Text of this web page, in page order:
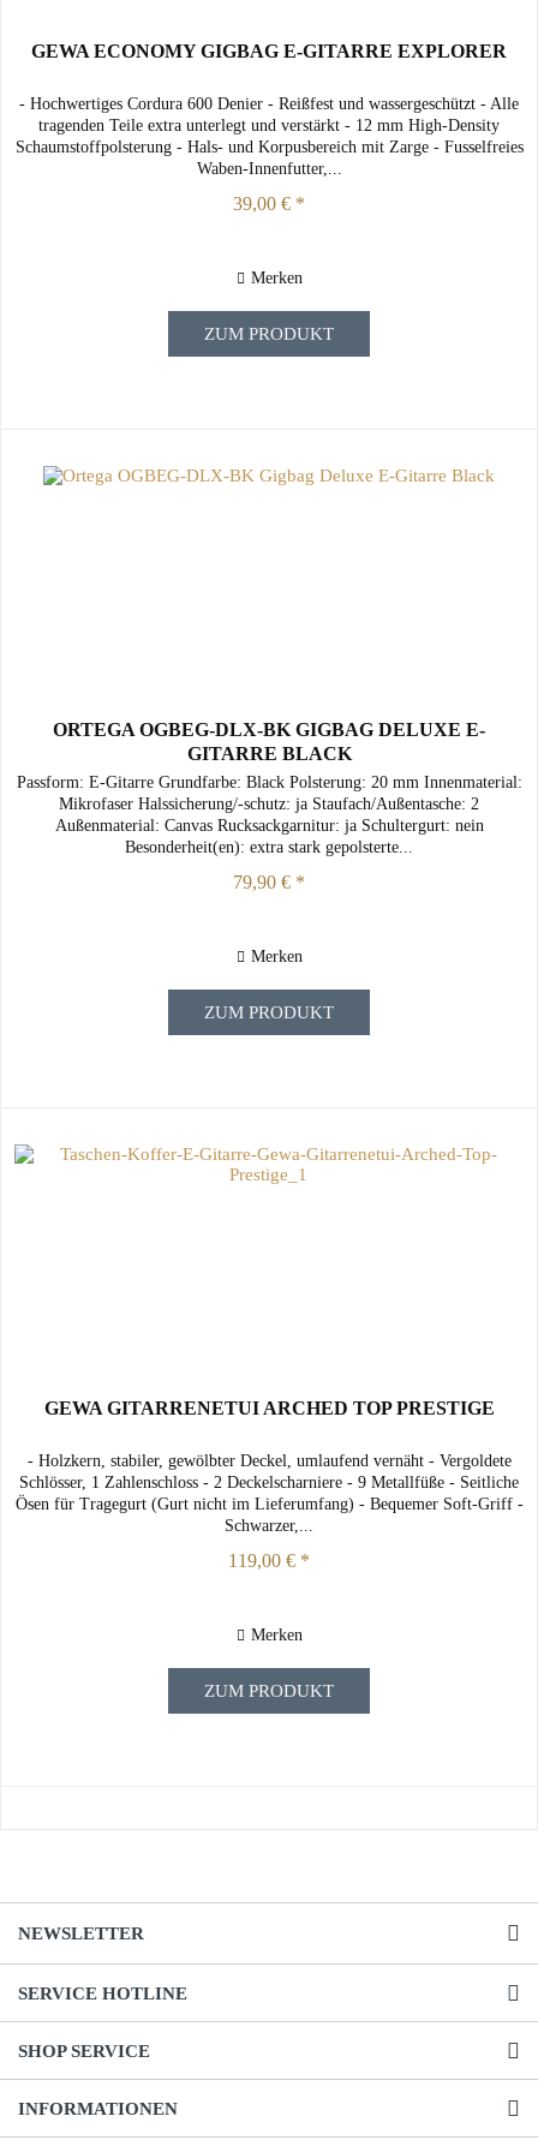
GEWA ECONOMY GIGBAG E-GITARRE EXPLORER
- Hochwertiges Cordura 600 Denier - Reißfest und wassergeschützt - Alle
tragenden Teile extra unterlegt und verstärkt - 12 mm High-Density
Schaumstoffpolsterung - Hals- und Korpusbereich mit Zarge - Fusselfreies
Waben-Innenfutter,...
39,00 € *
Merken
ZUM PRODUKT
ORTEGA OGBEG-DLX-BK GIGBAG DELUXE E-
GITARRE BLACK
Passform: E-Gitarre Grundfarbe: Black Polsterung: 20 mm Innenmaterial:
Mikrofaser Halssicherung/-schutz: ja Staufach/Außentasche: 2
Außenmaterial: Canvas Rucksackgarnitur: ja Schultergurt: nein
Besonderheit(en): extra stark gepolsterte...
79,90 € *
Merken
ZUM PRODUKT
GEWA GITARRENETUI ARCHED TOP PRESTIGE
- Holzkern, stabiler, gewölbter Deckel, umlaufend vernäht - Vergoldete
Schlösser, 1 Zahlenschloss - 2 Deckelscharniere - 9 Metallfüße - Seitliche
Ösen für Tragegurt (Gurt nicht im Lieferumfang) - Bequemer Soft-Griff -
Schwarzer,...
119,00 € *
Merken
ZUM PRODUKT
NEWSLETTER
SERVICE HOTLINE
SHOP SERVICE
INFORMATIONEN